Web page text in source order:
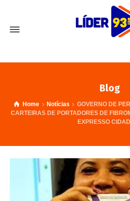
Blog
Home Notícias
GOVERNO DE
CARTEIRAS DE PORTADORES DE
EXPRESSO